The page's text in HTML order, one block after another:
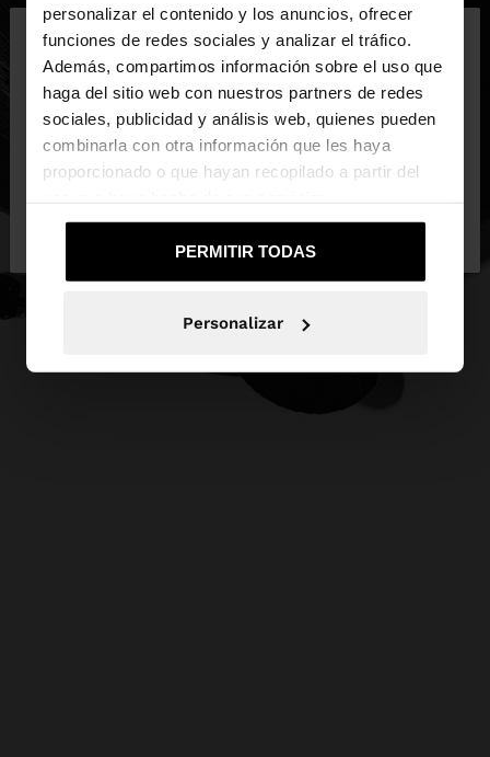
personalizar el contenido y los anuncios, ofrecer
funciones de redes sociales y analizar el tráfico.
Además, compartimos información sobre el uso que
haga del sitio web con nuestros partners de redes
sociales, publicidad y análisis web, quienes pueden
combinarla con otra información que les haya
proporcionado o que hayan recopilado a partir del
PERMITIR TODAS
Personalizar
hola
Estás accediendo a la web de Mexico. ¿Quieres ir a
la web de United States?